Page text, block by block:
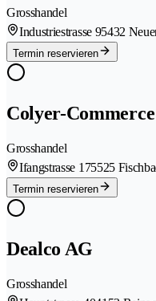
Grosshandel
Industriestrasse 95432
Termin reservieren
Colyer-Commerce
Grosshandel
Ifangstrasse 175525
Termin reservieren
Dealco AG
Grosshandel